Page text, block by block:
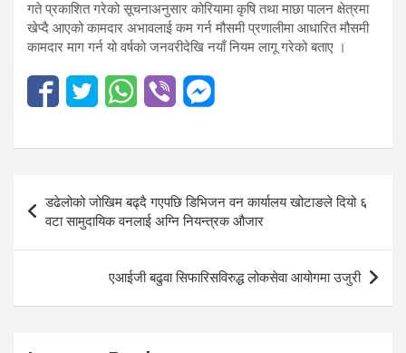
गते प्रकाशित गरेको सूचनाअनुसार कोरियामा कृषि तथा माछा पालन क्षेत्रमा
खेप्दै आएको कामदार अभावलाई कम गर्न मौसमी प्रणालीमा आधारित मौसमी
कामदार माग गर्न यो वर्षको जनवरीदेखि नयाँ नियम लागू गरेको बताए ।
Post
navigation
डढेलोको जोखिम बढ्दै गएपछि डिभिजन वन कार्यालय खोटाङले दियो ६
वटा सामुदायिक वनलाई अग्नि नियन्त्रक औजार
एआईजी बढुवा सिफारिसविरुद्ध लोकसेवा आयोगमा उजुरी